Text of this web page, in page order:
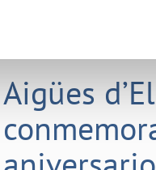
Aigües